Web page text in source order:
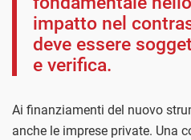
impatto nel
deve essere
e verifica.
Ai finanziamenti del nuovo
anche le imprese private. Una